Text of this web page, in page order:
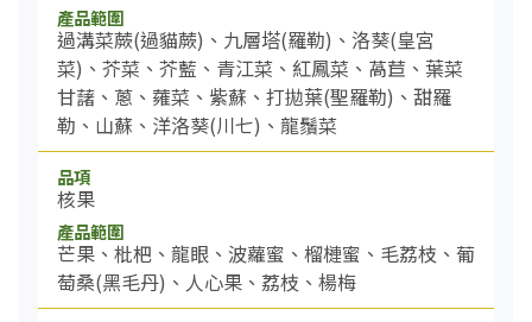
過溝菜蕨(過貓蕨)、九層塔(羅勒)、洛葵(皇宮
菜)、芥菜、芥藍、青江菜、紅鳳菜、萵苣、葉菜
甘藷、蔥、蕹菜、紫蘇、打拋葉(聖羅勒)、甜羅
勒、山蘇、洋洛葵(川七)、龍鬚菜
核果
芒果、枇杷、龍眼、波蘿蜜、榴槤蜜、毛荔枝、葡
萄桑(黑毛丹)、人心果、荔枝、楊梅